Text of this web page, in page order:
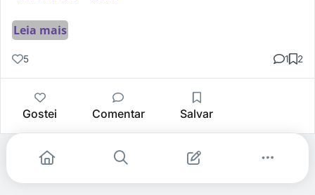
Leia mais
5 1 2
Gostei Comentar Salvar